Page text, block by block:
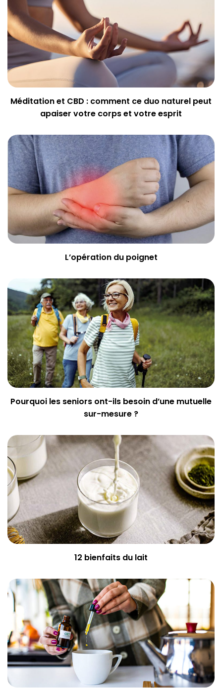
Méditation et CBD : comment ce duo naturel peut
apaiser votre corps et votre esprit
L’opération du poignet
Pourquoi les seniors ont-ils besoin d’une mutuelle
sur-mesure ?
12 bienfaits du lait